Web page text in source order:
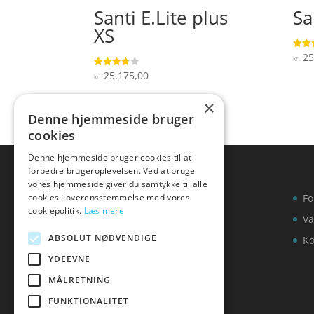
Santi E.Lite plus
XS
Vurderet
3.7
kr. 25.175,00
4.5
kr.
×
Denne hjemmeside bruger
cookies
Denne hjemmeside bruger cookies til at
forbedre brugeroplevelsen. Ved at bruge
vores hjemmeside giver du samtykke til alle
cookies i overensstemmelse med vores
cookiepolitik. Læs mere
ABSOLUT NØDVENDIGE
YDEEVNE
MÅLRETNING
FUNKTIONALITET